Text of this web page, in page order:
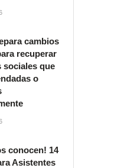
cambios
recuperar
sociales que
o
conocen! 14
Asistentes